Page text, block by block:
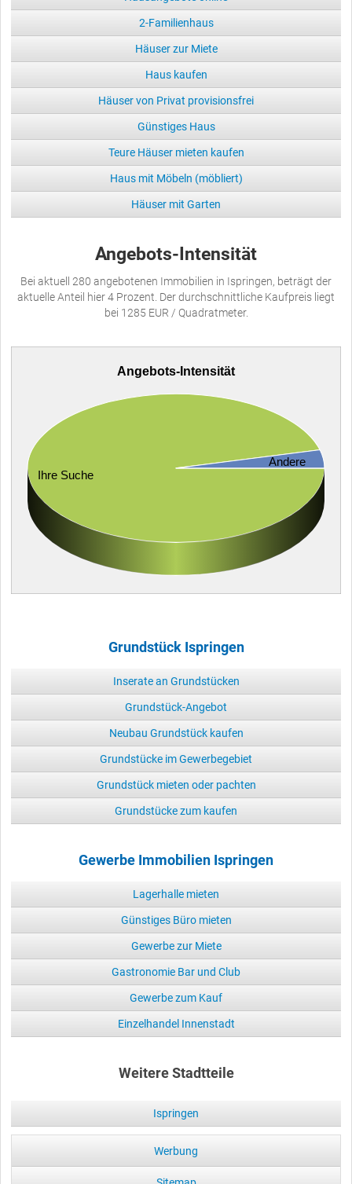
2-Familienhaus
Häuser zur Miete
Haus kaufen
Häuser von Privat provisionsfrei
Günstiges Haus
Teure Häuser mieten kaufen
Haus mit Möbeln (möbliert)
Häuser mit Garten
Angebots-Intensität
Bei aktuell 280 angebotenen Immobilien in Ispringen, beträgt der
aktuelle Anteil hier 4 Prozent. Der durchschnittliche Kaufpreis liegt
bei 1285 EUR / Quadratmeter.
Angebots-Intensität
Ihre Suche
Andere
Grundstück Ispringen
Inserate an Grundstücken
Grundstück-Angebot
Neubau Grundstück kaufen
Grundstücke im Gewerbegebiet
Grundstück mieten oder pachten
Grundstücke zum kaufen
Gewerbe Immobilien Ispringen
Lagerhalle mieten
Günstiges Büro mieten
Gewerbe zur Miete
Gastronomie Bar und Club
Gewerbe zum Kauf
Einzelhandel Innenstadt
Weitere Stadtteile
Ispringen
Werbung